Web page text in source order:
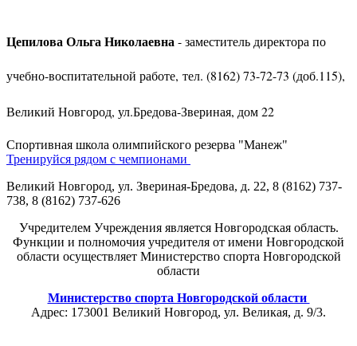
Цепилова Ольга Николаевна- заместитель директора по
учебно-воспитательной работе, тел. (8162) 73-72-73 (доб.115),
Великий Новгород, ул.Бредова-Звериная, дом 22
Спортивная школа олимпийского резерва "Манеж"
Тренируйся рядом с чемпионами
Великий Новгород, ул. Звериная-Бредова, д. 22, 8 (8162) 737-
738, 8 (8162) 737-626
Учредителем Учреждения является Новгородская область.
Функции и полномочия учредителя от имени Новгородской
области осуществляет Министерство спорта Новгородской
области
Министерство спорта Новгородской области
Адрес: 173001 Великий Новгород, ул. Великая, д. 9/3.